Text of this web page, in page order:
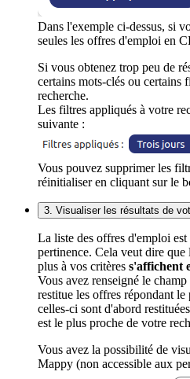
Dans l'exemple ci-dessus, si
seules les offres d'emploi en
Si vous obtenez trop peu de
certains mots-clés ou certains
recherche.
Les filtres appliqués à votre
suivante :
Vous pouvez supprimer les
réinitialiser en cliquant sur le
3. Visualiser les résultats de
La liste des offres d'emploi est
pertinence. Cela veut dire
plus à vos critères s'affichent
Vous avez renseigné le
restitue les offres répondant le
celles-ci sont d'abord
est le plus proche de votre
Vous avez la possibilité de
Mappy (non accessible aux